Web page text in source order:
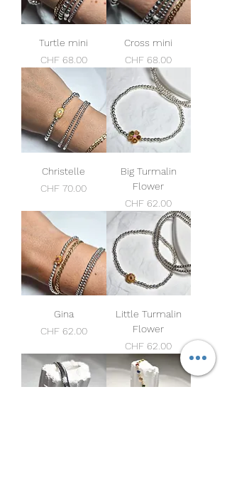
Turtle mini
Preis
CHF 68.00
Cross mini
Preis
CHF 68.00
Christelle
Preis
CHF 70.00
Big Turmalin
Flower
Preis
CHF 62.00
Gina
Preis
CHF 62.00
Little Turmalin
Flower
Preis
CHF 62.00